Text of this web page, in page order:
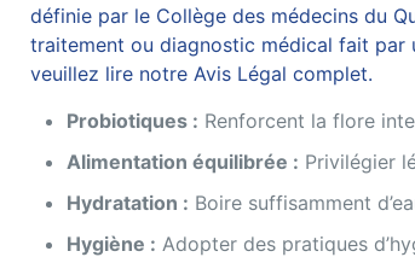
définie par le Collège des médecins du
traitement ou diagnostic médical fait par
veuillez lire notre Avis Légal complet.
Probiotiques : Renforcent la flore
Alimentation équilibrée : Privilégier
Hydratation : Boire suffisamment
Hygiène : Adopter des pratiques